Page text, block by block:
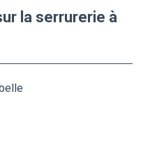
la serrurerie à